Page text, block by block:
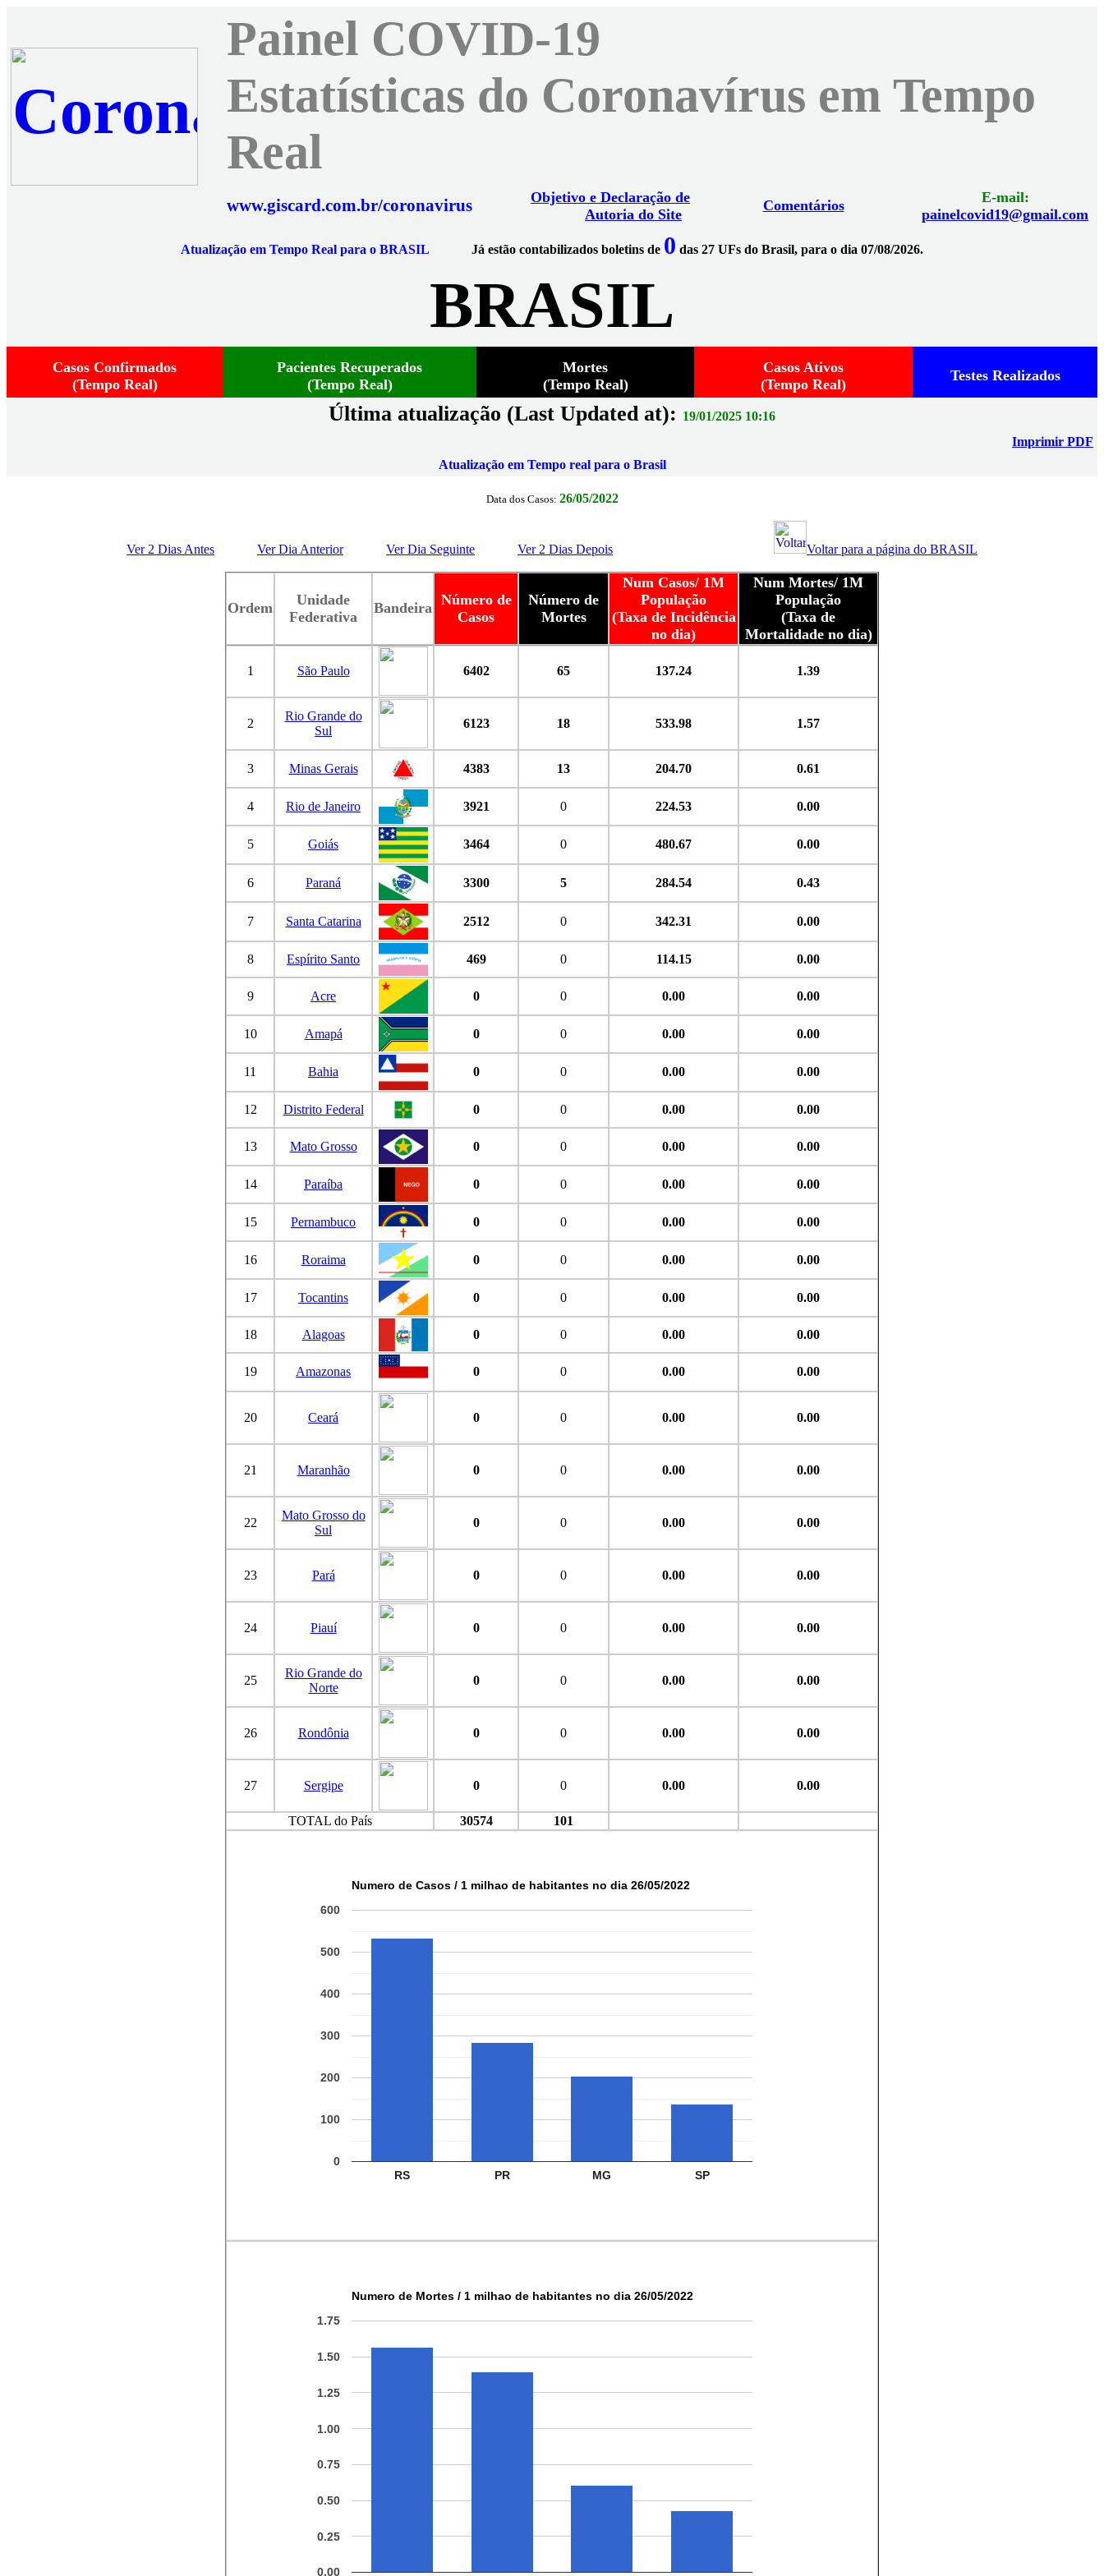
Painel COVID-19
Estatísticas do Coronavírus em Tempo
Real
www.giscard.com.br/coronavirus
Objetivo e Declaração de
Autoria do Site
Comentários
E-mail:
painelcovid19@gmail.com
Atualização em Tempo Real para o BRASIL Já estão contabilizados boletins de 0 das 27 UFs do Brasil, para o dia 07/08/2026.
BRASIL
Casos Confirmados
(Tempo Real)
Pacientes Recuperados
(Tempo Real)
Mortes
(Tempo Real)
Casos Ativos
(Tempo Real)
Testes Realizados
Última atualização (Last Updated at): 19/01/2025 10:16
Imprimir PDF
Atualização em Tempo real para o Brasil
Data dos Casos: 26/05/2022
Ver 2 Dias Antes Ver Dia Anterior Ver Dia Seguinte Ver 2 Dias Depois Voltar para a página do BRASIL
Ordem
Unidade
Federativa
Bandeira Número de
Casos
Número de
Mortes
Num Casos/ 1M
População
(Taxa de Incidência
no dia)
Num Mortes/ 1M
População
(Taxa de
Mortalidade no dia)
1 São Paulo 6402 65 137.24 1.39
2
Rio Grande do
Sul
6123 18 533.98 1.57
3 Minas Gerais 4383 13 204.70 0.61
4 Rio de Janeiro 3921 0 224.53 0.00
5 Goiás 3464 0 480.67 0.00
6 Paraná 3300 5 284.54 0.43
7 Santa Catarina 2512 0 342.31 0.00
8 Espírito Santo 469 0 114.15 0.00
9 Acre 0 0 0.00 0.00
10 Amapá 0 0 0.00 0.00
11 Bahia 0 0 0.00 0.00
12 Distrito Federal 0 0 0.00 0.00
13 Mato Grosso 0 0 0.00 0.00
14 Paraíba 0 0 0.00 0.00
15 Pernambuco 0 0 0.00 0.00
16 Roraima 0 0 0.00 0.00
17 Tocantins 0 0 0.00 0.00
18 Alagoas 0 0 0.00 0.00
19 Amazonas 0 0 0.00 0.00
20 Ceará 0 0 0.00 0.00
21 Maranhão 0 0 0.00 0.00
22
Mato Grosso do
Sul
0 0 0.00 0.00
23 Pará 0 0 0.00 0.00
24 Piauí 0 0 0.00 0.00
25
Rio Grande do
Norte
0 0 0.00 0.00
26 Rondônia 0 0 0.00 0.00
27 Sergipe 0 0 0.00 0.00
TOTAL do País 30574 101
Numero de Casos / 1 milhao de habitantes no dia 26/05/2022
RS PR MG SP
0
100
200
300
400
500
600
Numero de Mortes / 1 milhao de habitantes no dia 26/05/2022
0.00
0.25
0.50
0.75
1.00
1.25
1.50
1.75